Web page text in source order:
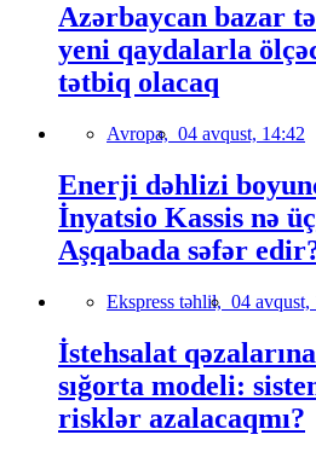
Azərbaycan bazar
yeni qaydalarla
tətbiq olacaq
Avropa, 04 avqust, 14:42
Enerji dəhlizi
İnyatsio Kassis nə
Aşqabada səfər
Ekspress təhlil, 04 avqust,
İstehsalat
sığorta modeli:
risklər azalacaqmı?